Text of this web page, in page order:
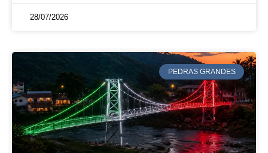
28/07/2026
PEDRAS GRANDES